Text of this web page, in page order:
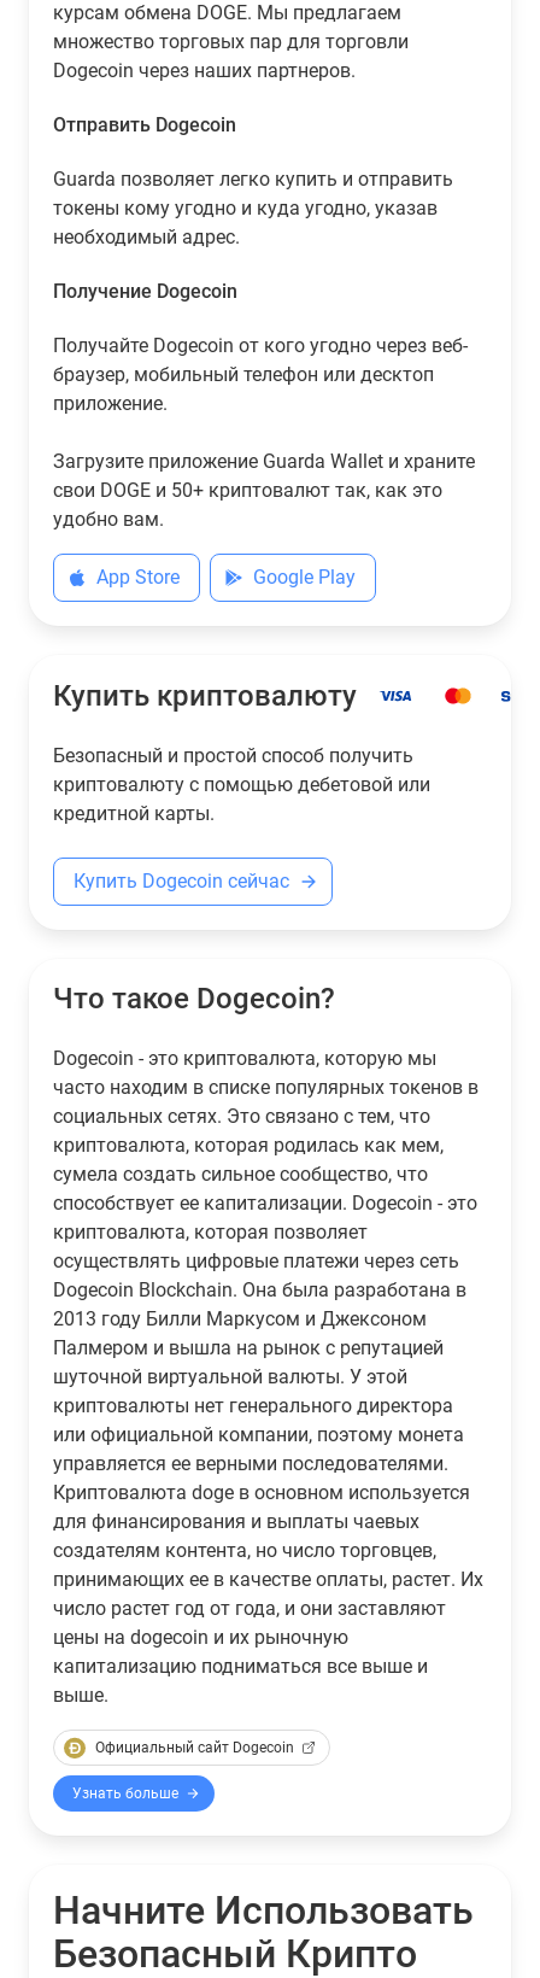
курсам обмена DOGE. Мы предлагаем
множество торговых пар для торговли
Dogecoin через наших партнеров.
Отправить Dogecoin
Guarda позволяет легко купить и отправить
токены кому угодно и куда угодно, указав
необходимый адрес.
Получение Dogecoin
Получайте Dogecoin от кого угодно через веб-
браузер, мобильный телефон или десктоп
приложение.
Загрузите приложение Guarda Wallet и храните
свои DOGE и 50+ криптовалют так, как это
удобно вам.
App Store Google Play
Купить криптовалюту
Безопасный и простой способ получить
криптовалюту с помощью дебетовой или
кредитной карты.
Купить Dogecoin сейчас
Что такое Dogecoin?
Dogecoin - это криптовалюта, которую мы
часто находим в списке популярных токенов в
социальных сетях. Это связано с тем, что
криптовалюта, которая родилась как мем,
сумела создать сильное сообщество, что
способствует ее капитализации. Dogecoin - это
криптовалюта, которая позволяет
осуществлять цифровые платежи через сеть
Dogecoin Blockchain. Она была разработана в
2013 году Билли Маркусом и Джексоном
Палмером и вышла на рынок с репутацией
шуточной виртуальной валюты. У этой
криптовалюты нет генерального директора
или официальной компании, поэтому монета
управляется ее верными последователями.
Криптовалюта doge в основном используется
для финансирования и выплаты чаевых
создателям контента, но число торговцев,
принимающих ее в качестве оплаты, растет. Их
число растет год от года, и они заставляют
цены на dogecoin и их рыночную
капитализацию подниматься все выше и
выше.
Официальный сайт Dogecoin
Узнать больше
Начните Использовать
Безопасный Крипто